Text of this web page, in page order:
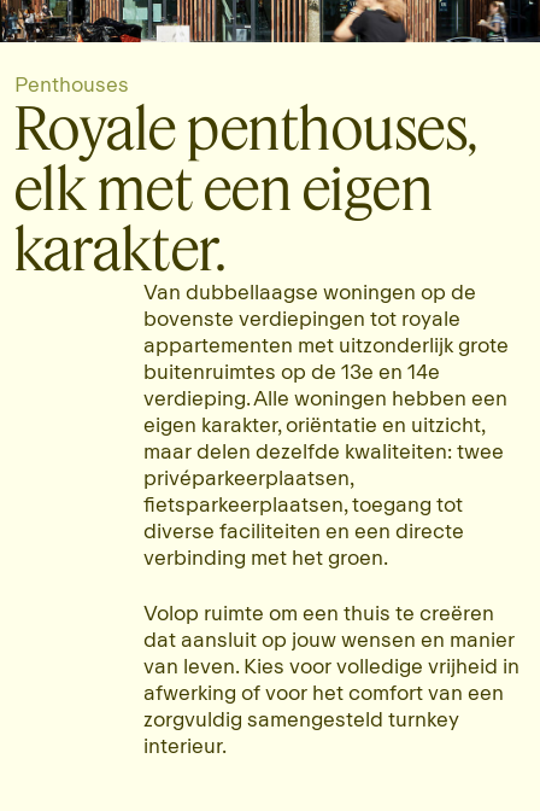
Penthouses
Royale penthouses,
elk met een eigen
karakter.
Van dubbellaagse woningen op de
bovenste verdiepingen tot royale
appartementen met uitzonderlijk grote
buitenruimtes op de 13e en 14e
verdieping. Alle woningen hebben een
eigen karakter, oriëntatie en uitzicht,
maar delen dezelfde kwaliteiten: twee
privéparkeerplaatsen,
fietsparkeerplaatsen, toegang tot
diverse faciliteiten en een directe
verbinding met het groen.
Volop ruimte om een thuis te creëren
dat aansluit op jouw wensen en manier
van leven. Kies voor volledige vrijheid in
afwerking of voor het comfort van een
zorgvuldig samengesteld turnkey
interieur.